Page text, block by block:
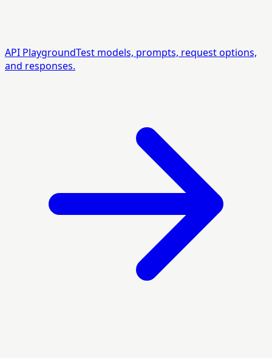
API PlaygroundTest models, prompts, request options,
and responses.